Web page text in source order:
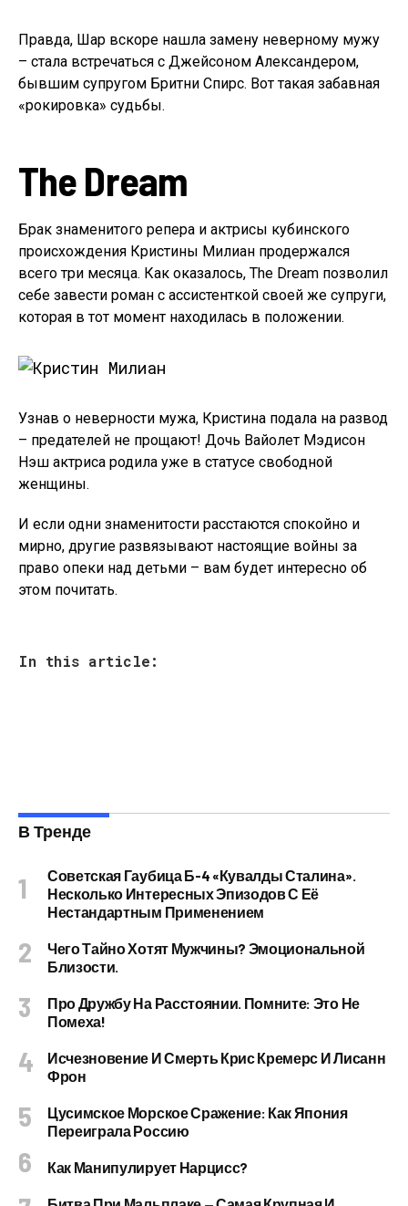
Правда, Шар вскоре нашла замену неверному мужу
– стала встречаться с Джейсоном Александером,
бывшим супругом Бритни Спирс. Вот такая забавная
«рокировка» судьбы.
The Dream
Брак знаменитого репера и актрисы кубинского
происхождения Кристины Милиан продержался
всего три месяца. Как оказалось, The Dream позволил
себе завести роман с ассистенткой своей же супруги,
которая в тот момент находилась в положении.
Узнав о неверности мужа, Кристина подала на развод
– предателей не прощают! Дочь Вайолет Мэдисон
Нэш актриса родила уже в статусе свободной
женщины.
И если одни знаменитости расстаются спокойно и
мирно, другие развязывают настоящие войны за
право опеки над детьми – вам будет интересно об
этом почитать.
In this article:
В Тренде
Советская Гаубица Б-4 «Кувалды Сталина».
Несколько Интересных Эпизодов С Её
Нестандартным Применением
Чего Тайно Хотят Мужчины? Эмоциональной
Близости.
Про Дружбу На Расстоянии. Помните: Это Не
Помеха!
Исчезновение И Смерть Крис Кремерс И Лисанн
Фрон
Цусимское Морское Сражение: Как Япония
Переиграла Россию
Как Манипулирует Нарцисс?